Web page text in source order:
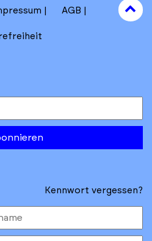
AGB
to
top
Kennwort vergessen?